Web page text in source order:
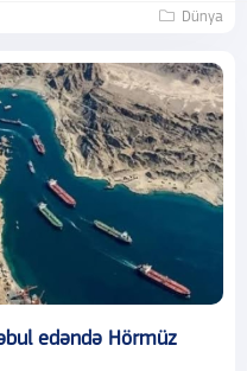
Dünya
edəndə Hörmüz